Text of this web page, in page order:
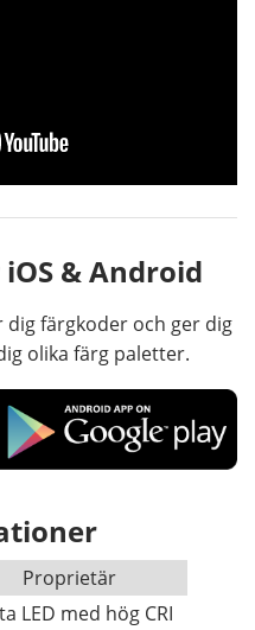
& Android
färgkoder och ger dig
olika färg paletter.
Proprietär
LED med hög CRI